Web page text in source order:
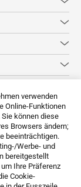
verwenden
Online-Funktionen
können diese
Browsers ändern;
beeinträchtigen.
Werbe- und
bereitgestellt
Ihre Präferenz
Cookie-
Sign up